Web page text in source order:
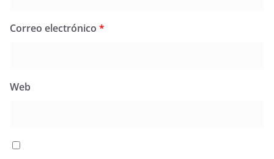
Correo electrónico *
Web